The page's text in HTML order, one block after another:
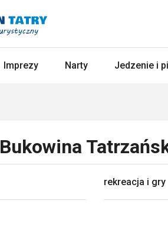
Imprezy Narty Jedzenie i
Bukowina
rekreacja i gry